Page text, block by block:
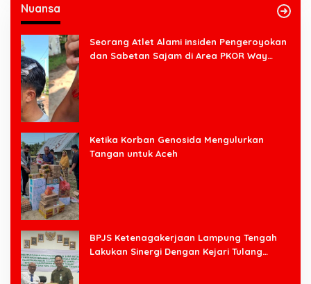
Nuansa
Seorang Atlet Alami insiden Pengeroyokan
dan Sabetan Sajam di Area PKOR Way
Ketika Korban Genosida Mengulurkan
Tangan untuk Aceh
BPJS Ketenagakerjaan Lampung Tengah
Lakukan Sinergi Dengan Kejari Tulang